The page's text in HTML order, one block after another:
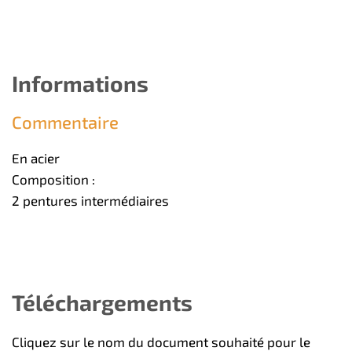
Informations
Commentaire
En acier
Composition :
2 pentures intermédiaires
Téléchargements
Cliquez sur le nom du document souhaité pour le